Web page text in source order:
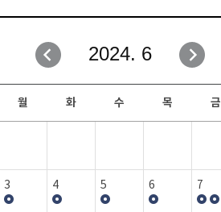
취업성공지원과
창업지원·교육센터
현장실습/IPP사업단
커뮤니티
자유게시판
일정안내
보도자료
행사갤러리
2024. 6
월 화 수 목 금
3 4 5 6 7